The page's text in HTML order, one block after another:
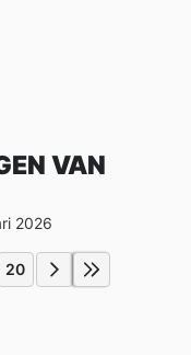
VAN
2026
20